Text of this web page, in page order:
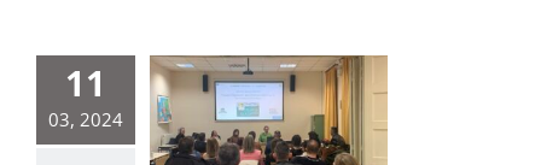
11
03, 2024